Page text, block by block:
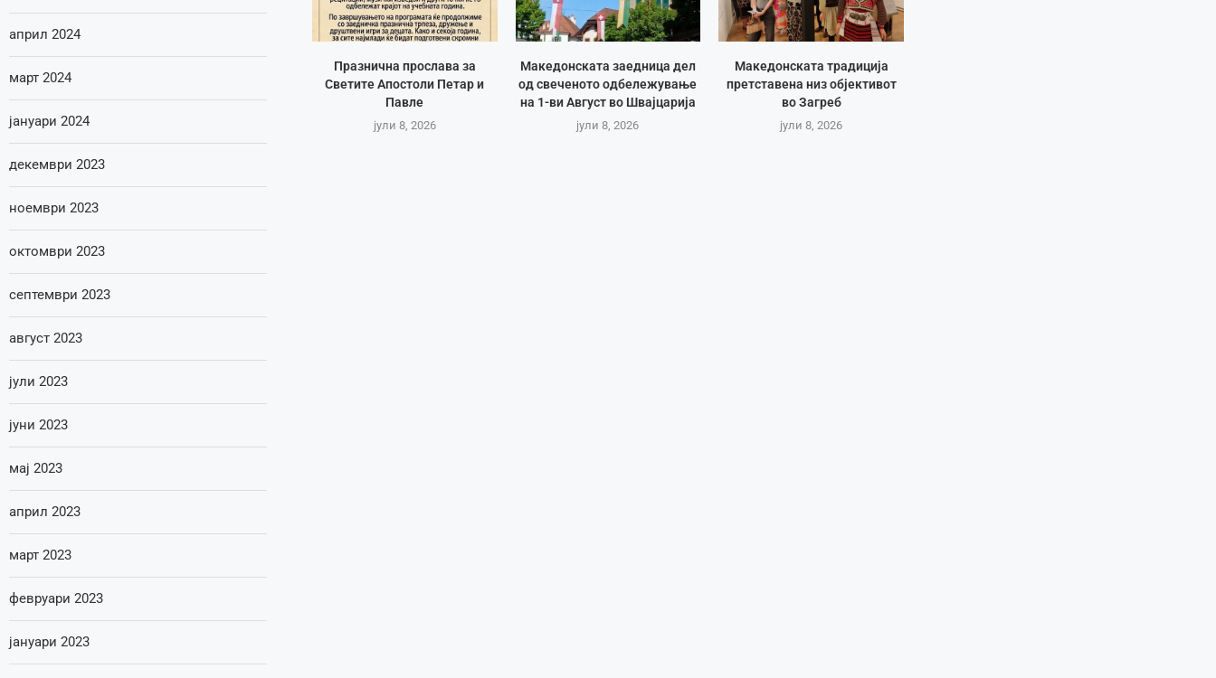
Празнична прослава за
Светите Апостоли Петар и
Павле
јули 8, 2026
Македонската заедница дел
од свеченото одбележување
на 1-ви Август во Швајцарија
јули 8, 2026
Македонската традиција
претставена низ објективот
во Загреб
јули 8, 2026
април 2024
март 2024
јануари 2024
декември 2023
ноември 2023
октомври 2023
септември 2023
август 2023
јули 2023
јуни 2023
мај 2023
април 2023
март 2023
февруари 2023
јануари 2023